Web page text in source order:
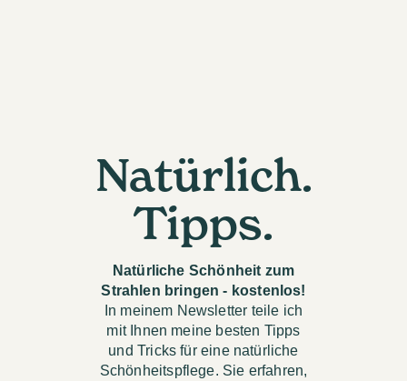
Natürlich.
Tipps.
Natürliche Schönheit zum
Strahlen bringen - kostenlos!
In meinem Newsletter teile ich
mit Ihnen meine besten Tipps
und Tricks für eine natürliche
Schönheitspflege. Sie erfahren,